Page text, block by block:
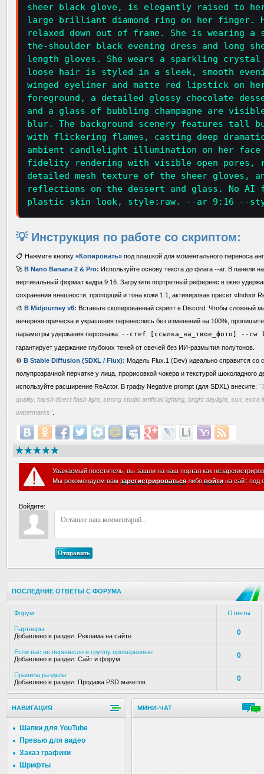
sheer black glove, is elegantly raised to
large brilliant diamond ring on her finger.
relaxed down out of frame. She is wearing
the-shoulder black evening dress and long
length gloves. She wears a sparkling crystal
loose hair is styled in a sleek, smooth
winged eyeliner and matte red lipstick on
foreground, a detailed glossy chocolate
and a glass of bubbling champagne are
blur. The background scenery features tall
with flickering flames, casting deep dramatic
ambient candlelight illumination on her face
fidelity rendering with visible open pores,
detailed mesh texture of the sheer gloves,
reflections on the dessert and glass. No AI
plastic skin look, style:raw. --ar 9:16 --
💡 Инструкция по работе со скриптом:
📋 Нажмите кнопку «Копировать» под плашкой для моментального переноса
🚀 В Nano Banana 2 & Pro: Используйте основу текста до флага --ar. В панели
вертикальный формат кадра 9:16. Загрузите портретный референс в окно
сохранения внешности, пропорций и тона кожи 1:1, активировав пресет «Indoor
🎨 В Midjourney v6: Вставьте скопированный скрипт в Discord. Чтобы сложный
вечерняя прическа и украшения перенеслись без изменений на 100%,
параметры удержания персонажа: --cref [ссылка_на_твое_фото] --cw
гарантирует удержание глубоких теней от свечей без ИИ-размытия полутонов.
⚙️ В Stable Diffusion (SDXL / Flux): Модель Flux.1 (Dev) идеально справится со
полупрозрачной перчатке у лица, прорисовкой чокера и текстурой шоколадного
используйте расширение ReActor. В графу Negative prompt (для SDXL) внесите:
quality, harsh direct flash light, strong studio artificial lighting, bright daylight, sun, extra
watermarks"
Уважаемый посетитель, вы зашли на наш портал как
Мы рекомендуем вам зарегистрироватьсялибо войти на сайт под
Войдите:
Отправить
ПОСЛЕДНИЕ ОТВЕТЫ С ФОРУМА
Форум Ответы
Партнеры
Добавлено в раздел: Реклама на сайте 0
Если вас не перенесло в группу проверенные
Добавлено в раздел: Сайт и форум 0
Правила раздела
Добавлено в раздел: Продажа PSD макетов 0
НАВИГАЦИЯ
Шапки для YouTube
Превью для видео
Заказ графики
Шрифты
МИНИ-ЧАТ